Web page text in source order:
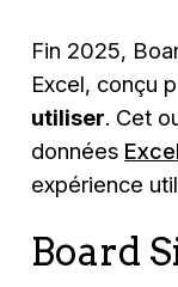
Fin 2025,
Excel, conçu
utiliser. Cet
données Excel
expérience
Board